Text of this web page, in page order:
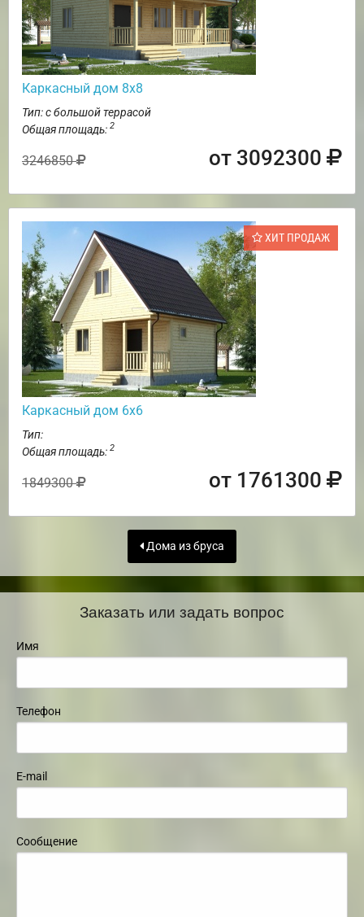
Каркасный дом 8х8
Тип: с большой террасой
Общая площадь: 2
3246850 от 3092300
ХИТ ПРОДАЖ
Каркасный дом 6х6
Тип:
Общая площадь: 2
1849300 от 1761300
Дома из бруса
Заказать или задать вопрос
Имя
Телефон
E-mail
Сообщение